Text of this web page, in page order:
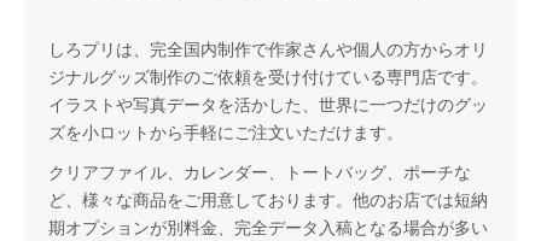
しろプリは、完全国内制作で作家さんや個人の方からオリ
ジナルグッズ制作のご依頼を受け付けている専門店です。
イラストや写真データを活かした、世界に一つだけのグッ
ズを小ロットから手軽にご注文いただけます。
クリアファイル、カレンダー、トートバッグ、ポーチな
ど、様々な商品をご用意しております。他のお店では短納
期オプションが別料金、完全データ入稿となる場合が多い